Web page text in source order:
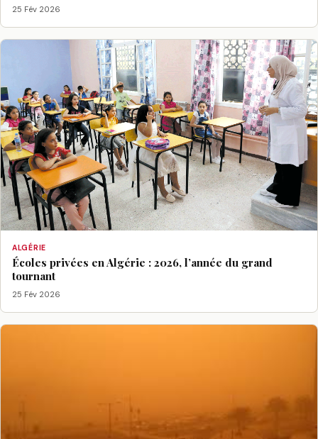
25 Fév 2026
ALGÉRIE
Écoles privées en Algérie : 2026, l’année du grand
tournant
25 Fév 2026